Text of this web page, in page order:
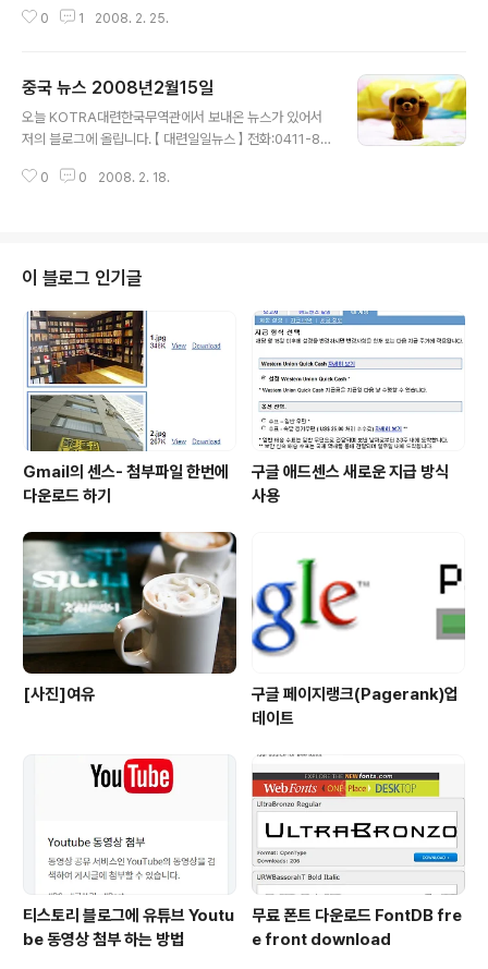
금방 알게 된 소식인데, NHN과 다음이 주최하고 소프트뱅
성장하다"입니다. 상세한 내용은 공식 웹사이트인 hello!
blogger에서 확인하세요 http://helloblogger.kr/ 사
실,개인적으로는 2월29일에 있게 될 블로거들만의 만남도
좋을거라고 생각합니다. 단순 블로거만남이라면 블로거들
0 1 2008. 2. 25.
중국 뉴스 2008년2월15일
오늘 KOTRA대련한국무역관에서 보내온 뉴스가 있어서
저의 블로그에 올립니다. 【 대련일일뉴스 】 전화:0411-82
kr 2008년 2월 15일 (금) KOTRA대련한국무역관 인터
야 알았습니다. 마음비우기 전에는 세상 사람 모두를 불신
하고 믿지 않았는데 세상은 아름답고 향기롭다는걸 이제야
알았습니다 - “마음을 비우고 나니” 중에서 - =======
===================================
===========..
0 0 2008. 2. 18.
이 블로그 인기글
Gmail의 센스- 첨부파일 한번에
다운로드 하기
구글 애드센스 새로운 지급 방식
사용
[사진]여유
구글 페이지랭크(Pagerank)업
데이트
티스토리 블로그에 유튜브 Youtu
be 동영상 첨부 하는 방법
무료 폰트 다운로드 FontDB fre
e front download